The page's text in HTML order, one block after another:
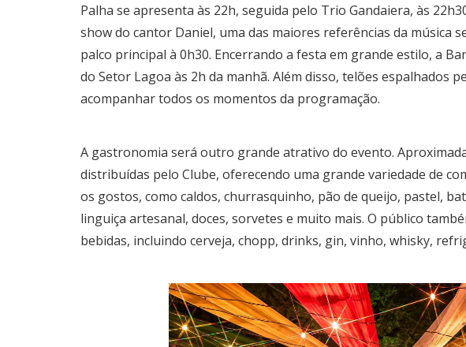
Palha se apresenta às 22h, seguida pelo Trio Gandaiera, às
show do cantor Daniel, uma das maiores referências da música
palco principal à 0h30. Encerrando a festa em grande estilo, a
do Setor Lagoa às 2h da manhã. Além disso, telões espalhados
acompanhar todos os momentos da programação.
A gastronomia será outro grande atrativo do evento.
distribuídas pelo Clube, oferecendo uma grande variedade de
os gostos, como caldos, churrasquinho, pão de queijo, pastel,
linguiça artesanal, doces, sorvetes e muito mais. O público
bebidas, incluindo cerveja, chopp, drinks, gin, vinho, whisky,